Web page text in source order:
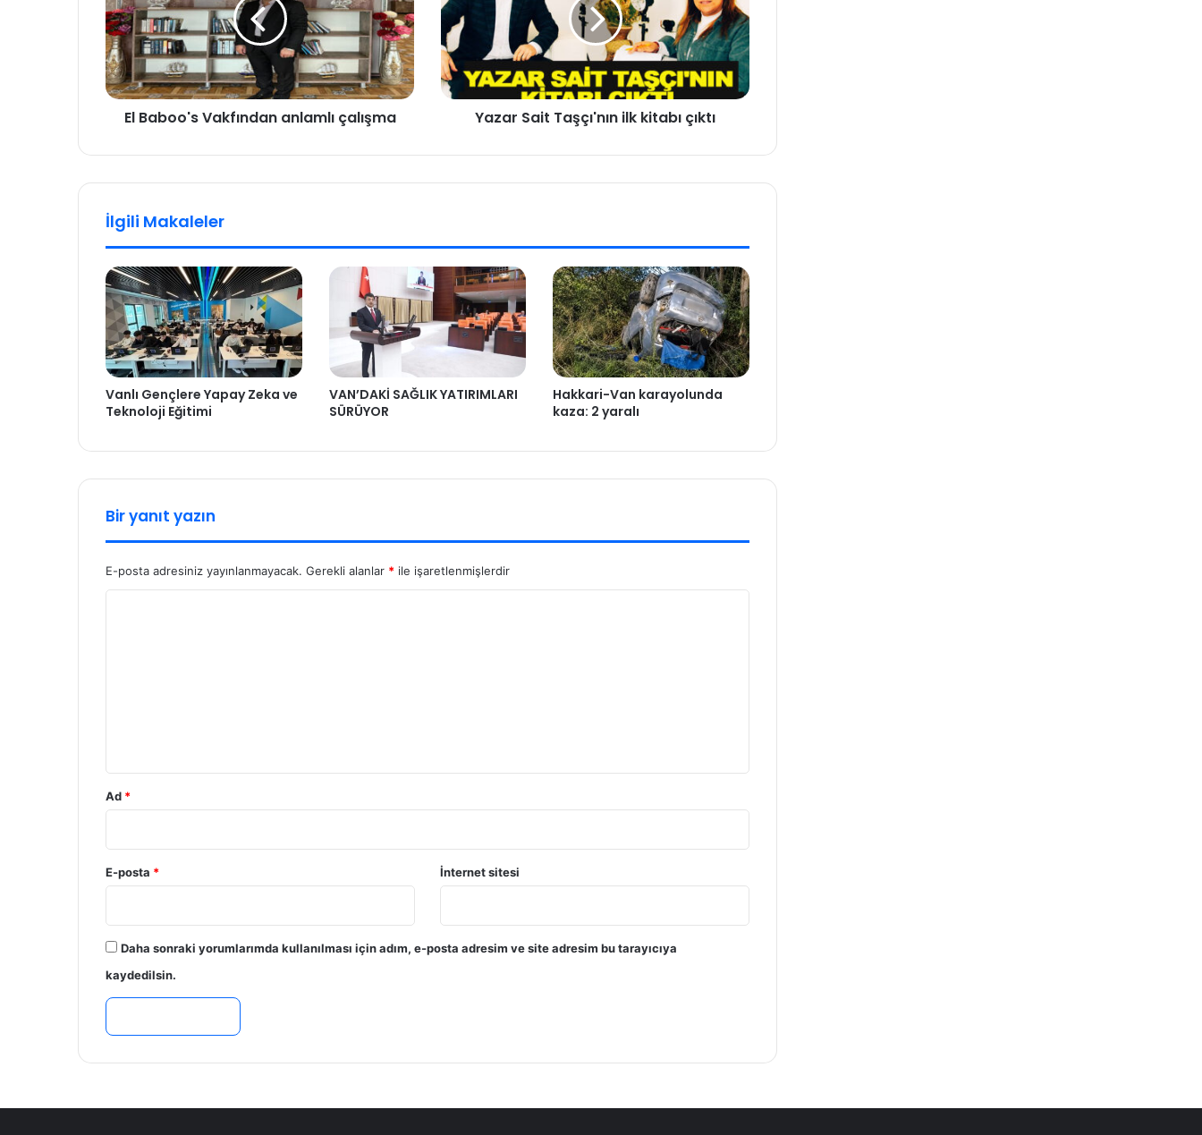
El Baboo's Vakfından anlamlı çalışma Yazar Sait Taşçı'nın ilk kitabı çıktı
İlgili Makaleler
Vanlı Gençlere Yapay Zeka ve
Teknoloji Eğitimi
VAN’DAKİ SAĞLIK YATIRIMLARI
SÜRÜYOR
Hakkari-Van karayolunda
kaza: 2 yaralı
Bir yanıt yazın
E-posta adresiniz yayınlanmayacak. Gerekli alanlar * ile işaretlenmişlerdir
Ad *
E-posta * İnternet sitesi
Daha sonraki yorumlarımda kullanılması için adım, e-posta adresim ve site adresim bu tarayıcıya
kaydedilsin.